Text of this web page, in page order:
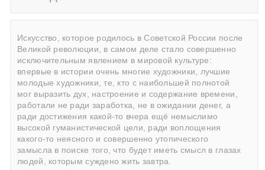
Искусство, которое родилось в Советской России после
Великой революции, в самом деле стало совершенно
исключительным явлением в мировой культуре:
впервые в истории очень многие художники, лучшие
молодые художники, те, кто с наибольшей полнотой
мог выразить дух, настроение и содержание времени,
работали не ради заработка, не в ожидании денег, а
ради достижения какой-то вчера ещё немыслимо
высокой гуманистической цели, ради воплощения
какого-то неясного и совершенно утопического
замысла в поиске того, что будет иметь смысл в глазах
людей, которым суждено жить завтра.